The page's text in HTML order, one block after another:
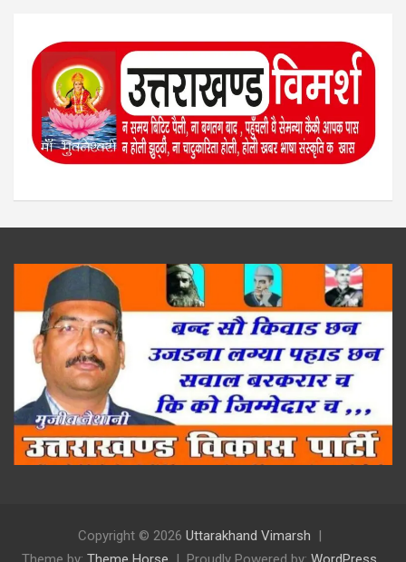
Copyright © 2026 Uttarakhand Vimarsh